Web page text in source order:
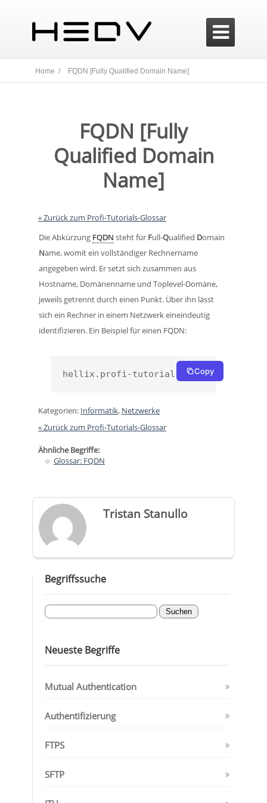

Home / FQDN [Fully Qualified Domain Name]
FQDN [Fully
Qualified Domain
Name]
« Zurück zum Profi-Tutorials-Glossar
Die Abkürzung FQDN steht für Full-Qualified Domain
Name, womit ein vollständiger Rechnername
angegeben wird. Er setzt sich zusammen aus
Hostname, Domänenname und Toplevel-Domäne,
jeweils getrennt durch einen Punkt. Über ihn lässt
sich ein Rechner in einem Netzwerk eineindeutig
identifizieren. Ein Beispiel für einen FQDN:
hellix.profi-tutorials.de.Copy
Kategorien: Informatik, Netzwerke
« Zurück zum Profi-Tutorials-Glossar
Ähnliche Begriffe:
Glossar: FQDN
Tristan Stanullo
Begriffssuche
Neueste Begriffe
Mutual Authentication
Authentifizierung
FTPS
SFTP